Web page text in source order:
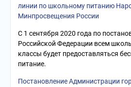
линии по школьному питанию
Минпросвещения России
С 1 сентября 2020 года по
Российской Федерации всем
классы будет предоставляться
питание.
Постановление Администрации